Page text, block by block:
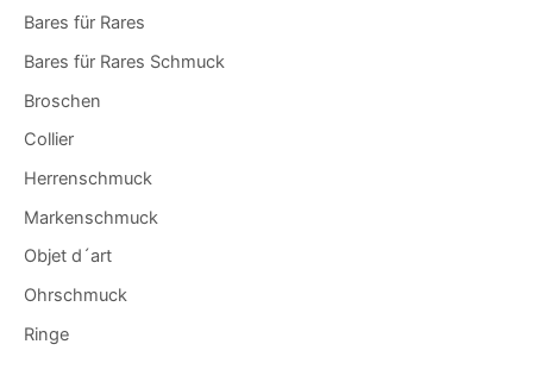
Bares für Rares
Bares für Rares Schmuck
Broschen
Collier
Herrenschmuck
Markenschmuck
Objet d´art
Ohrschmuck
Ringe